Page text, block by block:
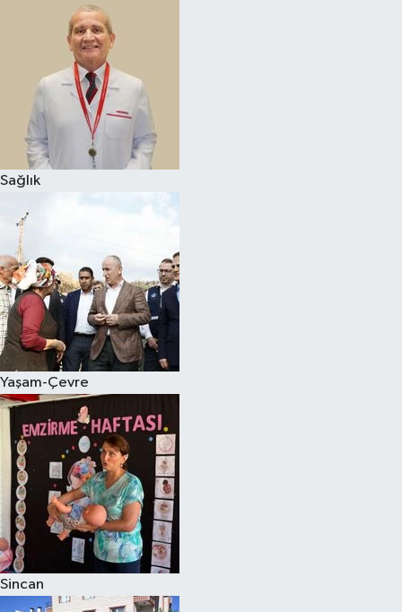
Sağlık
Yaşam-Çevre
Sincan